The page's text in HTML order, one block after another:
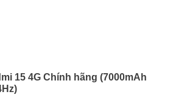
15 4G Chính hãng (7000mAh